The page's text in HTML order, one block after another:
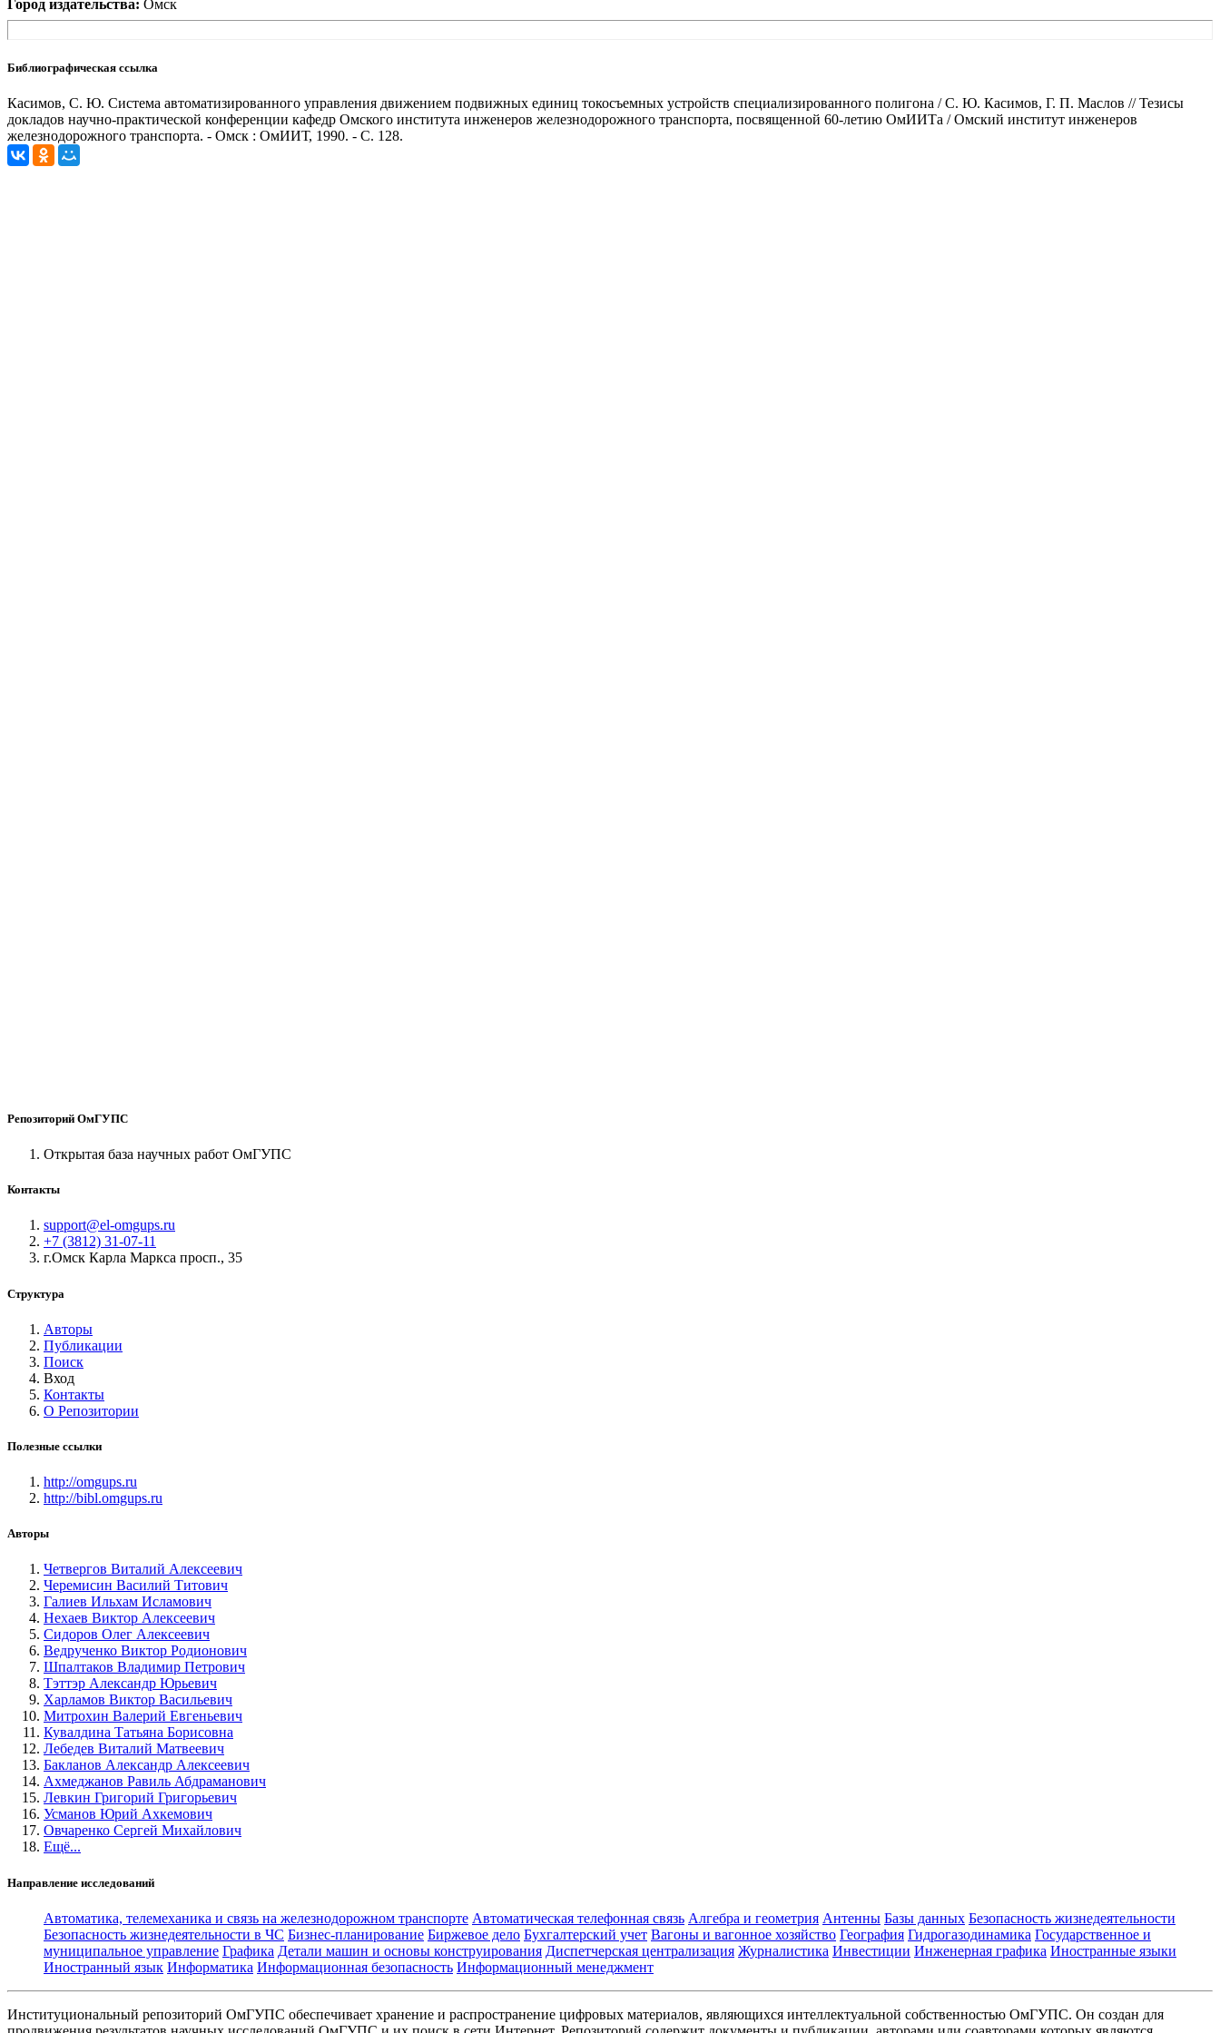
Город издательства: Омск
Библиографическая ссылка
Касимов, С. Ю. Система автоматизированного управления движением подвижных единиц токосъемных устройств специализированного полигона / С. Ю. Касимов, Г. П. Маслов // Тезисы
докладов научно-практической конференции кафедр Омского института инженеров железнодорожного транспорта, посвященной 60-летию ОмИИТа / Омский институт инженеров
железнодорожного транспорта. - Омск : ОмИИТ, 1990. - С. 128.
Репозиторий ОмГУПС
Открытая база научных работ ОмГУПС
Контакты
support@el-omgups.ru
+7 (3812) 31-07-11
г.Омск Карла Маркса просп., 35
Структура
Авторы
Публикации
Поиск
Вход
Контакты
О Репозитории
Полезные ссылки
http://omgups.ru
http://bibl.omgups.ru
Авторы
Четвергов Виталий Алексеевич
Черемисин Василий Титович
Галиев Ильхам Исламович
Нехаев Виктор Алексеевич
Сидоров Олег Алексеевич
Ведрученко Виктор Родионович
Шпалтаков Владимир Петрович
Тэттэр Александр Юрьевич
Харламов Виктор Васильевич
Митрохин Валерий Евгеньевич
Кувалдина Татьяна Борисовна
Лебедев Виталий Матвеевич
Бакланов Александр Алексеевич
Ахмеджанов Равиль Абдраманович
Левкин Григорий Григорьевич
Усманов Юрий Ахкемович
Овчаренко Сергей Михайлович
Ещё...
Направление исследований
Автоматика, телемеханика и связь на железнодорожном транспорте Автоматическая телефонная связь Алгебра и геометрия Антенны Базы данных Безопасность жизнедеятельности
Безопасность жизнедеятельности в ЧС Бизнес-планирование Биржевое дело Бухгалтерский учет Вагоны и вагонное хозяйство География Гидрогазодинамика Государственное и
муниципальное управление Графика Детали машин и основы конструирования Диспетчерская централизация Журналистика Инвестиции Инженерная графика Иностранные языки
Иностранный язык Информатика Информационная безопасность Информационный менеджмент
Институциональный репозиторий ОмГУПС обеспечивает хранение и распространение цифровых материалов, являющихся интеллектуальной собственностью ОмГУПС. Он создан для